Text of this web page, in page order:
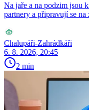
Na jaře a na podzim jsou
partnery a připravují se
Chalupáři-Zahrádkáři
6. 8. 2026, 20:45
2 min